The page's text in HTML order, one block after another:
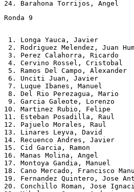
Ronda 9
1. Longa Yauca, Javier
2. Rodriguez Melendez, Juan
3. Perez Calahorra, Ricardo
4. Cervino Rossel,
5. Ramos Del Campo,
6. Unciti Juan, Javier
7. Luque Ibanes, Manuel
8. Del Rio Perezagua, Mario
9. Garcia Galeote, Lorenzo
10. Martinez Rubio, Felipe
11. Esteban Posadilla, Raul
12. Pajuelo Morales, Raul
13. Linares Leyva, David
14. Recuenco Andres, Javier
15. Cid Garcia, Ramon
16. Manas Molina, Angel
17. Montoya Gandia,
18. Cano Mercado, Francisco
19. Fernandez Quintero,
20. Conchillo Roman, Jose